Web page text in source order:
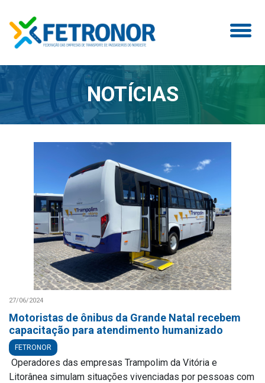
NOTÍCIAS
27/06/2024
Motoristas de ônibus da Grande Natal recebem
capacitação para atendimento humanizado
FETRONOR
Operadores das empresas Trampolim da Vitória e
Litorânea simulam situações vivenciadas por pessoas com